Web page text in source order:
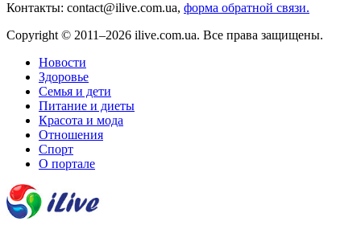
Контакты: contact@ilive.com.ua, форма обратной связи.
Copyright © 2011–2026 ilive.com.ua. Все права защищены.
Новости
Здоровье
Семья и дети
Питание и диеты
Красота и мода
Отношения
Спорт
О портале